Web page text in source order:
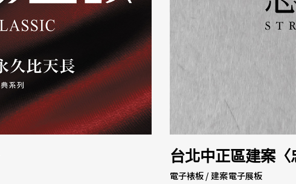
台北中正區建案
電子裱板 / 建案電子展板